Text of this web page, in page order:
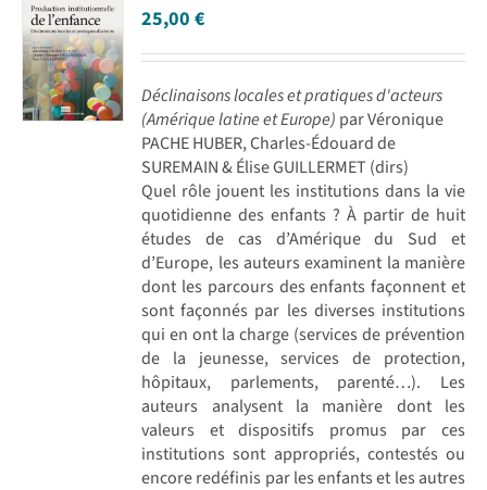
25,00€
Déclinaisons locales et pratiques d'acteurs
(Amérique latine et Europe) par Véronique
PACHE HUBER, Charles-Édouard de
SUREMAIN & Élise GUILLERMET (dirs)
Quel rôle jouent les institutions dans la vie
quotidienne des enfants ? À partir de huit
études de cas d’Amérique du Sud et
d’Europe, les auteurs examinent la manière
dont les parcours des enfants façonnent et
sont façonnés par les diverses institutions
qui en ont la charge (services de prévention
de la jeunesse, services de protection,
hôpitaux, parlements, parenté…). Les
auteurs analysent la manière dont les
valeurs et dispositifs promus par ces
institutions sont appropriés, contestés ou
encore redéfinis par les enfants et les autres